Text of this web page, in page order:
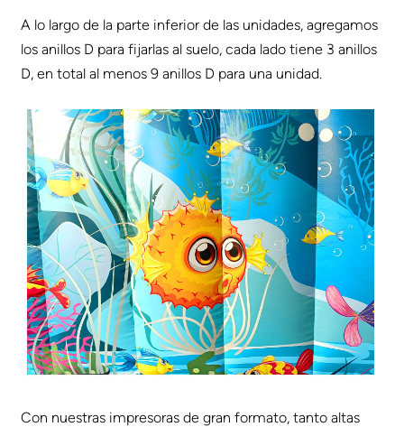
A lo largo de la parte inferior de las unidades, agregamos
los anillos D para fijarlas al suelo, cada lado tiene 3 anillos
D, en total al menos 9 anillos D para una unidad.
Con nuestras impresoras de gran formato, tanto altas